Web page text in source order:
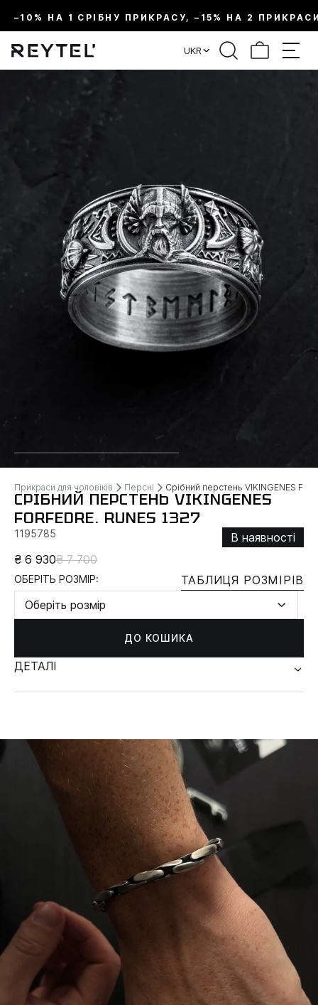
–10% НА 1 СРІБНУ ПРИКРАСУ, –15% НА 2
UKR
Прикраси для чоловіків Персні Срібний перстень VIKINGENES
СРІБНИЙ ПЕРСТЕНЬ VIKINGENES
FORFEDRE. RUNES 1327
1195785
В наявності
₴ 6 930₴ 7 700
ОБЕРІТЬ РОЗМІР:
ТАБЛИЦЯ РОЗМІРІВ
Оберіть розмір
ДО КОШИКА
ДЕТАЛІ